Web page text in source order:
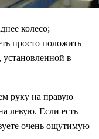
колесо;
просто положить
в
руку на правую
левую. Если есть
очень ощутимую